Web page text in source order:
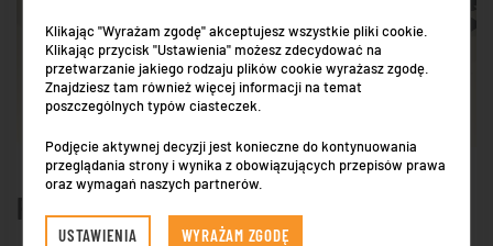
POŻYCZKI DLA FIRM
Klikając "Wyrażam zgodę" akceptujesz wszystkie pliki cookie.
Klikając przycisk "Ustawienia" możesz zdecydować na
przetwarzanie jakiego rodzaju plików cookie wyrażasz zgodę.
Znajdziesz tam również więcej informacji na temat
poszczególnych typów ciasteczek.
Podjęcie aktywnej decyzji jest konieczne do kontynuowania
przeglądania strony i wynika z obowiązujących przepisów prawa
oraz wymagań naszych partnerów.
USTAWIENIA WYRAŻAM ZGODĘ